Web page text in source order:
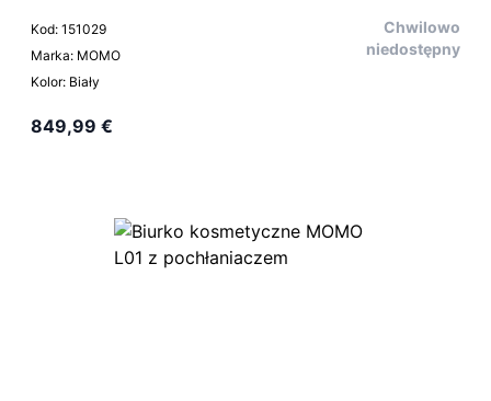
Kod: 151029
Marka: MOMO
Kolor: Biały
Chwilowo
niedostępny
849,99 €